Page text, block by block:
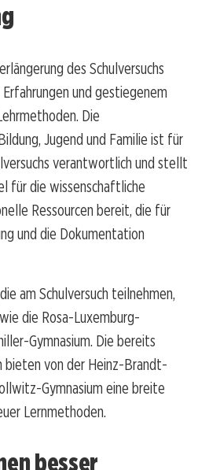
des Schulversuchs
und gestiegenem
Die
Jugend und Familie ist für
verantwortlich und stellt
für die wissenschaftliche
Ressourcen bereit, die für
und die Dokumentation
am Schulversuch teilnehmen,
die Rosa-Luxemburg-
Gymnasium. Die bereits
bieten von der Heinz-Brandt-
Gymnasium eine breite
Lernmethoden.
besser